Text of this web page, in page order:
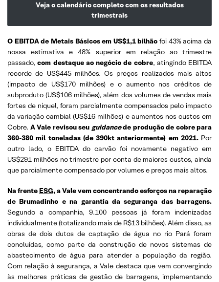
Veja o calendário completo com os resultados
trimestrais
O EBITDA de Metais Básicos em US$1,1 bilhão foi 43% acima da
nossa estimativa e 48% superior em relação ao trimestre
passado,com destaque ao negócio de cobre, atingindo EBITDA
recorde de US$445 milhões. Os preços realizados mais altos
(impacto de US$170 milhões) e o aumento nos créditos de
subproduto (US$106 milhões), além dos volumes de vendas mais
fortes de níquel, foram parcialmente compensados pelo impacto
da variação cambial (US$16 milhões) e aumentos nos custos em
Cobre. A Vale revisou seu guidancede produção de cobre para
360-380 mil toneladas (de 390kt anteriormente) em 2021.Por
outro lado, o EBITDA do carvão foi novamente negativo em
US$291 milhões no trimestre por conta de maiores custos, ainda
que parcialmente compensado por volumes e preços mais altos.
Na frente ESG, a Vale vem concentrando esforços na reparação
de Brumadinho e na garantia da segurança das barragens.
Segundo a companhia, 9.100 pessoas já foram indenizadas
individualmente (totalizando mais de R$13 bilhões). Além disso, as
obras de dois dutos de captação de água no rio Pará foram
concluídas, como parte da construção de novos sistemas de
abastecimento de água para atender a população da região.
Com relação à segurança, a Vale destaca que vem convergindo
às melhores práticas de gestão de barragens, implementando